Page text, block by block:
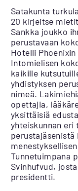
Satakunta
20 kirjeitse
Sankka joukko
perustavaan
Hotelli
Intomielisen
kaikille
yhdistyksen
nimeä.
opettajia,
yksittäisiä
yhteiskunnan
Tunnetuimpana
Svinhufvud,
presidentti.